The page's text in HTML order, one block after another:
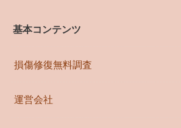
基本コンテンツ
損傷修復無料調査
運営会社